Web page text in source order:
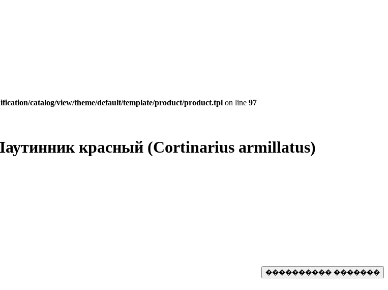
catalog/view/theme/default/template/product/product.tpl on line 97
красный (Cortinarius armillatus)